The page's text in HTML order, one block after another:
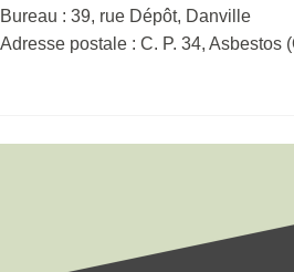
Bureau : 39, rue Dépôt, Danville
Adresse postale : C. P. 34, Asbestos